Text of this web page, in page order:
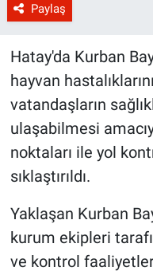
Paylaş
Hatay'da Kurban
hayvan
vatandaşların
ulaşabilmesi
noktaları ile yol
sıklaştırıldı.
Yaklaşan Kurban
kurum ekipleri
ve kontrol